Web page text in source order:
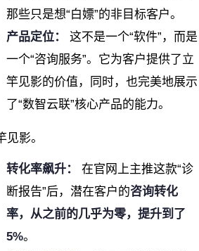
那些只是想“白嫖”的非目标客户。
产品定位：
这不是一个“软件”，而是
一个“咨询服务”。它为客户提供了立
竿见影的价值，同时，也完美地展示
了“数智云联”核心产品的能力。
见影。
转化率飙升：
在官网上主推这款“诊
断报告”后，潜在客户的咨询转化
率，从之前的几乎为零，提升到了
5%。